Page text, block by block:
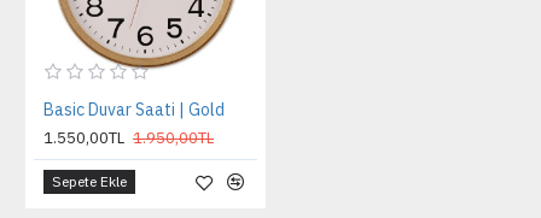
Basic Duvar Saati | Gold
1.550,00TL 1.950,00TL
Sepete Ekle